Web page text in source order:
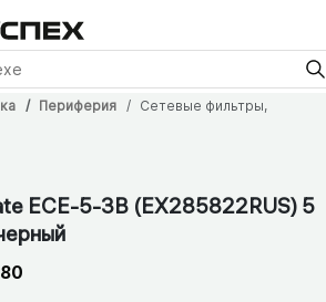
Периферия
Сетевые фильтры,
ECE-5-3B (EX285822RUS) 5